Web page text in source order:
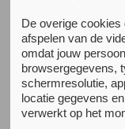
De overige cookies
afspelen van de
omdat jouw
browsergegevens,
schermresolutie,
locatie gegevens
verwerkt op het